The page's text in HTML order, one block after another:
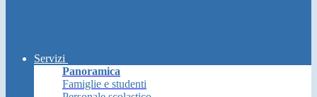
Servizi
Panoramica
Famiglie e studenti